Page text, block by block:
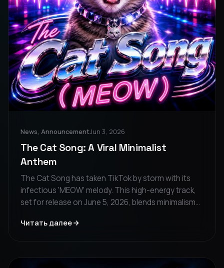
News, AnnouncementJun 3, 2026
The Cat Song: A Viral Minimalist
Anthem
The Cat Song has taken TikTok by storm with its
infectious 'MEOW' melody. This high-energy track,
set for release on June 5, 2026, blends minimalism
bold, viral sounds.
Читать далее